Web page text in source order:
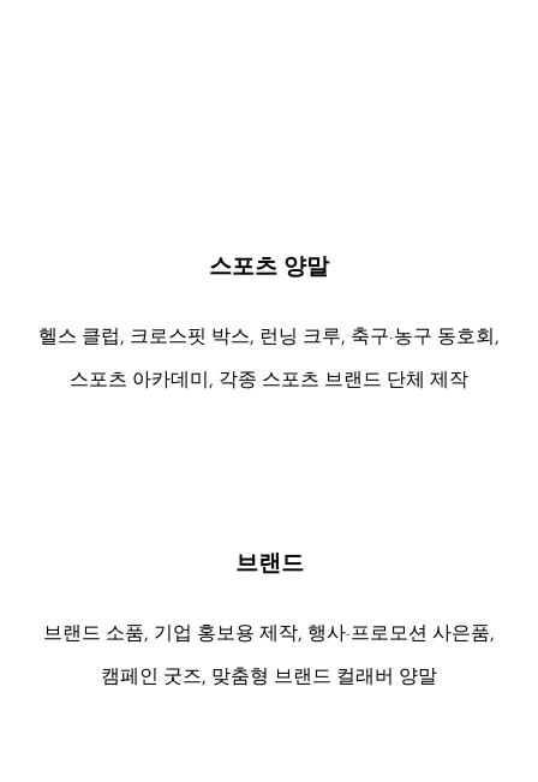
스포츠 양말
헬스 클럽, 크로스핏 박스, 런닝 크루, 축구·농구 동호회,
스포츠 아카데미, 각종 스포츠 브랜드 단체 제작
브랜드
브랜드 소품, 기업 홍보용 제작, 행사·프로모션 사은품,
캠페인 굿즈, 맞춤형 브랜드 컬래버 양말